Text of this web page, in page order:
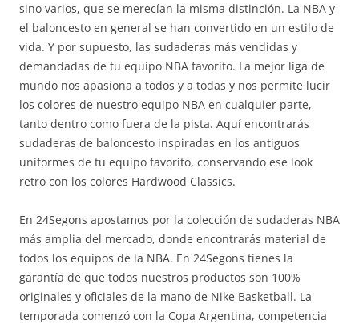
sino varios, que se merecían la misma distinción. La NBA y
el baloncesto en general se han convertido en un estilo de
vida. Y por supuesto, las sudaderas más vendidas y
demandadas de tu equipo NBA favorito. La mejor liga de
mundo nos apasiona a todos y a todas y nos permite lucir
los colores de nuestro equipo NBA en cualquier parte,
tanto dentro como fuera de la pista. Aquí encontrarás
sudaderas de baloncesto inspiradas en los antiguos
uniformes de tu equipo favorito, conservando ese look
retro con los colores Hardwood Classics.
En 24Segons apostamos por la colección de sudaderas NBA
más amplia del mercado, donde encontrarás material de
todos los equipos de la NBA. En 24Segons tienes la
garantía de que todos nuestros productos son 100%
originales y oficiales de la mano de Nike Basketball. La
temporada comenzó con la Copa Argentina, competencia